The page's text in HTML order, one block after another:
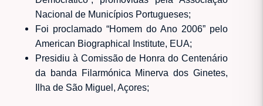
Nacional de Municípios Portugueses;
Foi proclamado “Homem do Ano 2006” pelo
American Biographical Institute, EUA;
Presidiu à Comissão de Honra do Centenário
da banda Filarmónica Minerva dos Ginetes,
Ilha de São Miguel, Açores;